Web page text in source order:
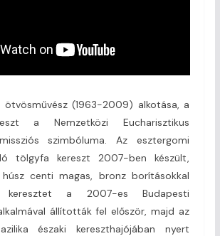
ötvösművész (1963-2009) alkotása, a
a Nemzetközi Eucharisztikus
szimbóluma. Az esztergomi
tölgyfa kereszt 2007-ben készült,
centi magas, bronz borításokkal
a 2007-es Budapesti
állították fel először, majd az
északi kereszthajójában nyert